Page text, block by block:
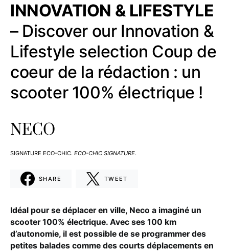
INNOVATION & LIFESTYLE
– Discover our Innovation &
Lifestyle selection Coup de
coeur de la rédaction : un
scooter 100% électrique !
NECO
SIGNATURE ECO-CHIC. ECO-CHIC SIGNATURE.
SHARE TWEET
Idéal pour se déplacer en ville, Neco a imaginé un
scooter 100% électrique. Avec ses 100 km
d’autonomie, il est possible de se programmer des
petites balades comme des courts déplacements en